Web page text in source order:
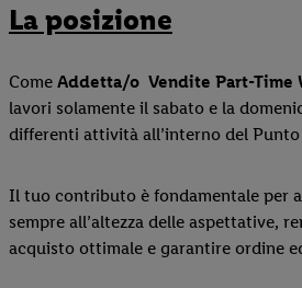
La posizione
Come Addetta/o Vendite Part-Time
lavori solamente il sabato e la
differenti attività all’interno del Punto
Il tuo contributo è fondamentale per
sempre all’altezza delle aspettative,
acquisto ottimale e garantire ordine